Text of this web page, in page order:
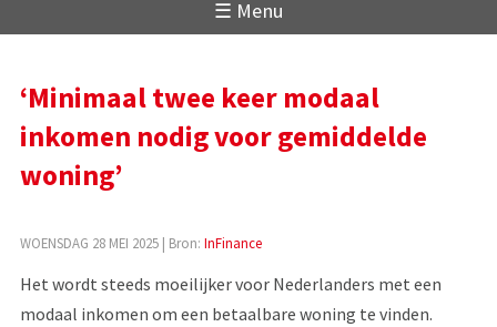
☰ Menu
‘Minimaal twee keer modaal
inkomen nodig voor gemiddelde
woning’
WOENSDAG 28 MEI 2025| Bron: InFinance
Het wordt steeds moeilijker voor Nederlanders met een
modaal inkomen om een betaalbare woning te vinden.